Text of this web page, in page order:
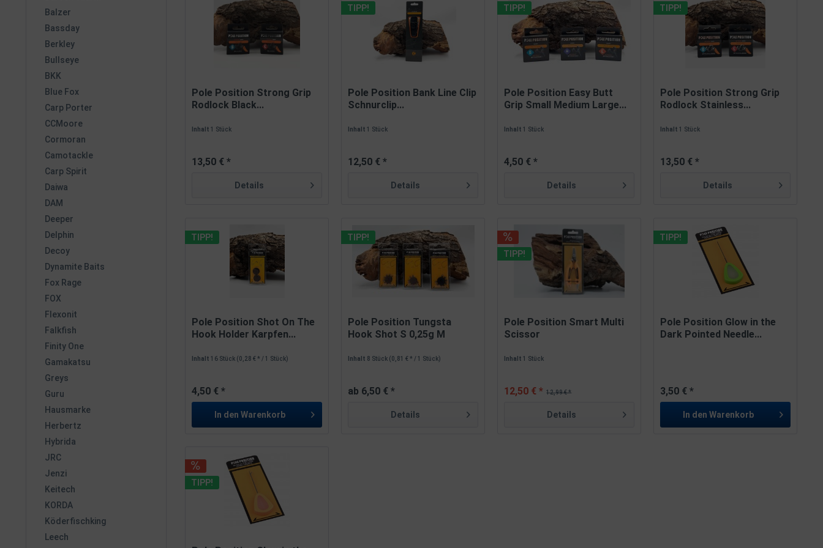
Balzer
Bassday
Berkley
Bullseye
BKK
Blue Fox
Carp Porter
CCMoore
Cormoran
Camotackle
Carp Spirit
Daiwa
DAM
Deeper
Delphin
Decoy
Dynamite Baits
Fox Rage
FOX
Flexonit
Falkfish
Finity One
Gamakatsu
Greys
Guru
Hausmarke
Herbertz
Hybrida
JRC
Jenzi
Keitech
KORDA
Köderfischking
Leech
Pole Position Strong Grip
Rodlock Black...
Inhalt1 Stück
13,50 € *
Details
TIPP!
Pole Position Bank Line Clip
Schnurclip...
Inhalt1 Stück
12,50 € *
Details
TIPP!
Pole Position Easy Butt
Grip Small Medium Large...
Inhalt1 Stück
4,50 € *
Details
TIPP!
Pole Position Strong Grip
Rodlock Stainless...
Inhalt1 Stück
13,50 € *
Details
TIPP!
Pole Position Shot On The
Hook Holder Karpfen...
Inhalt16 Stück (0,28 € * / 1 Stück)
4,50 € *
In den Warenkorb
TIPP!
Pole Position Tungsta
Hook Shot S 0,25g M
Inhalt 8 Stück (0,81 € * / 1 Stück)
ab 6,50 € *
Details
TIPP!
Pole Position Smart Multi
Scissor
Inhalt1 Stück
12,99 € *
12,50 € *
Details
TIPP!
Pole Position Glow in the
Dark Pointed Needle...
3,50 € *
In den Warenkorb
TIPP!